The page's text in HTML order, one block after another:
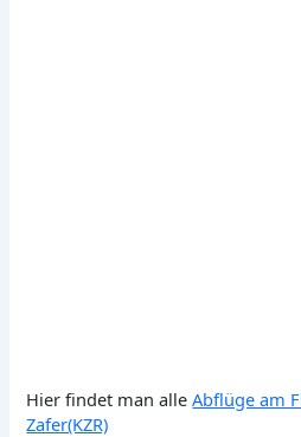
Hier findet man alleAbflüge am
Zafer(KZR)